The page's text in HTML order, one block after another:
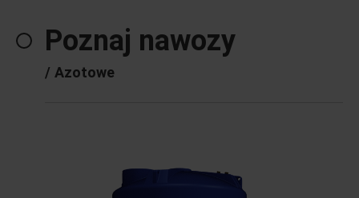
Poznaj nawozy
/ Azotowe